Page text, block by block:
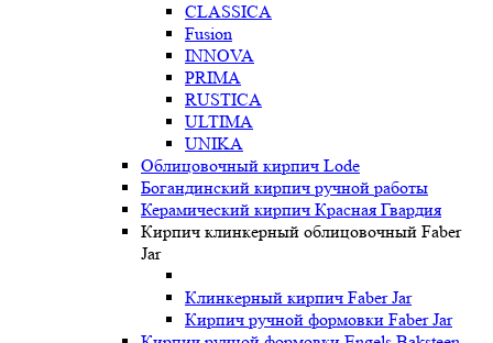
CLASSICA
Fusion
INNOVA
PRIMA
RUSTICA
ULTIMA
UNIKA
Oблицовочный кирпич Lode
Богандинский кирпич ручной работы
Керамический кирпич Красная Гвардия
Кирпич клинкерный облицовочный Faber
Jar
Клинкерный кирпич Faber Jar
Кирпич ручной формовки Faber Jar